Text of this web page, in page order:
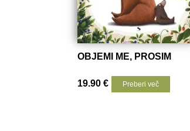
OBJEMI ME, PROSIM
19.90€ Preberi več